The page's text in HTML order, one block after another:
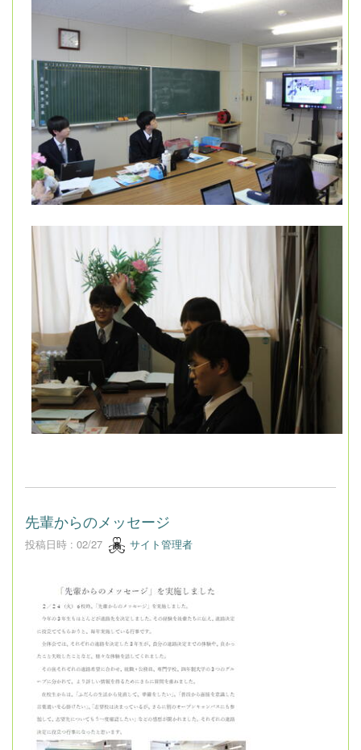
先輩からのメッセージ
投稿日時 : 02/27 サイト管理者